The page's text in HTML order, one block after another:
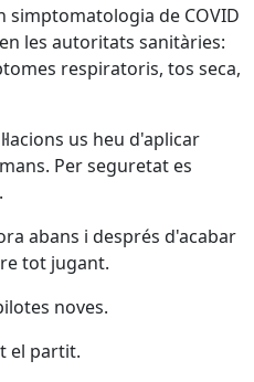
simptomatologia de COVID
les autoritats sanitàries:
respiratoris, tos seca,
us heu d'aplicar
Per seguretat es
abans i després d'acabar
tot jugant.
noves.
el partit.